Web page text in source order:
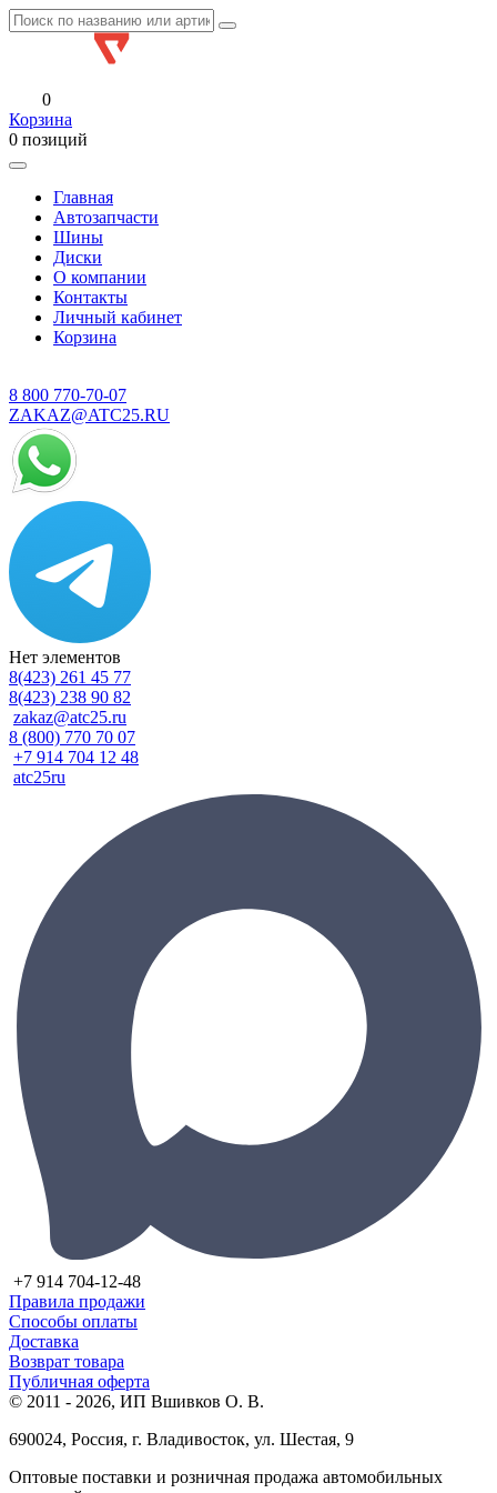
0
Корзина
0 позиций
Главная
Автозапчасти
Шины
Диски
О компании
Контакты
Личный кабинет
Корзина
8 800 770-70-07
ZAKAZ@ATC25.RU
Нет элементов
8(423) 261 45 77
8(423) 238 90 82
zakaz@atc25.ru
8 (800) 770 70 07
+7 914 704 12 48
atc25ru
+7 914 704-12-48
Правила продажи
Способы оплаты
Доставка
Возврат товара
Публичная оферта
© 2011 - 2026, ИП Вшивков О. В.
690024, Россия, г. Владивосток, ул. Шестая, 9
Оптовые поставки и розничная продажа автомобильных